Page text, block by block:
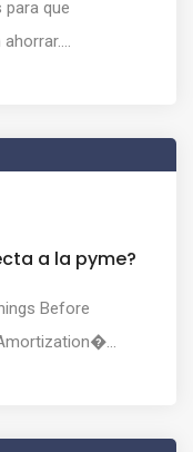
para que
a la pyme?
Before